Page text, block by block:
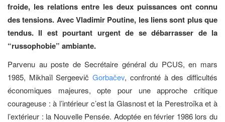
froide, les relations entre les deux puissances ont connu
des tensions. Avec Vladimir Poutine, les liens sont plus que
tendus. Il est pourtant urgent de se débarrasser de la
“russophobie” ambiante.
Parvenu au poste de Secrétaire général du PCUS, en mars
1985, Mikhaïl SergeevičGorbačev, confronté à des difficultés
économiques majeures, opte pour une approche critique
courageuse : à l’intérieur c’est la Glasnost et la Perestroïka et à
l’extérieur : la Nouvelle Pensée. Adoptée en février 1986 lors du